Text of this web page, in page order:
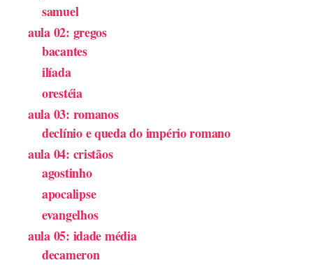
samuel
aula 02: gregos
bacantes
ilíada
orestéia
aula 03: romanos
declínio e queda do império romano
aula 04: cristãos
agostinho
apocalipse
evangelhos
aula 05: idade média
decameron